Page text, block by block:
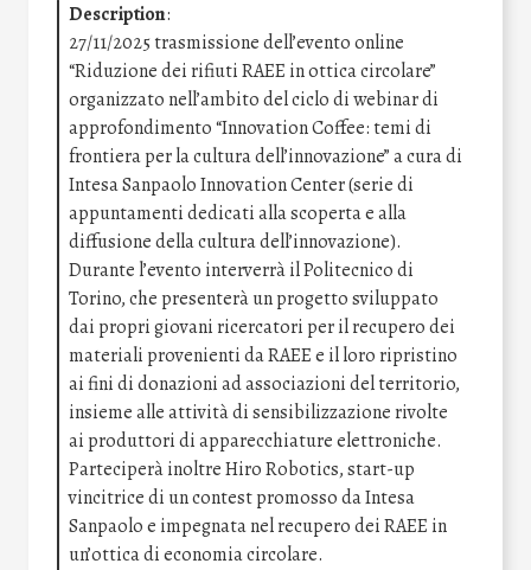
Description:
27/11/2025 trasmissione dell’evento online
“Riduzione dei rifiuti RAEE in ottica circolare”
organizzato nell’ambito del ciclo di webinar di
approfondimento “Innovation Coffee: temi di
frontiera per la cultura dell’innovazione” a cura di
Intesa Sanpaolo Innovation Center (serie di
appuntamenti dedicati alla scoperta e alla
diffusione della cultura dell’innovazione).
Durante l’evento interverrà il Politecnico di
Torino, che presenterà un progetto sviluppato
dai propri giovani ricercatori per il recupero dei
materiali provenienti da RAEE e il loro ripristino
ai fini di donazioni ad associazioni del territorio,
insieme alle attività di sensibilizzazione rivolte
ai produttori di apparecchiature elettroniche.
Parteciperà inoltre Hiro Robotics, start-up
vincitrice di un contest promosso da Intesa
Sanpaolo e impegnata nel recupero dei RAEE in
un’ottica di economia circolare.